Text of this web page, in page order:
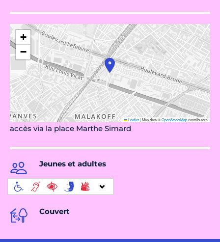
+
−
Leaflet|Map data ©OpenStreetMapcontributors
accès via la place Marthe Simard
Jeunes et adultes
Couvert